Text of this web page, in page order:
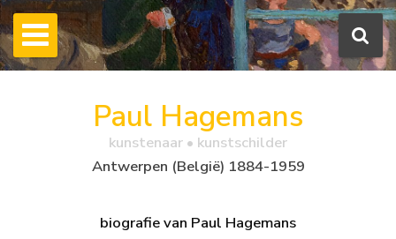
Paul Hagemans
kunstenaar • kunstschilder
Antwerpen (België) 1884-1959
biografie van Paul Hagemans